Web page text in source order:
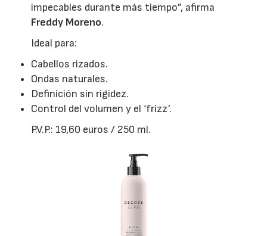
impecables durante más tiempo”, afirma
Freddy Moreno.
Ideal para:
Cabellos rizados.
Ondas naturales.
Definición sin rigidez.
Control del volumen y el ‘frizz’.
P.V.P.: 19,60 euros / 250 ml.